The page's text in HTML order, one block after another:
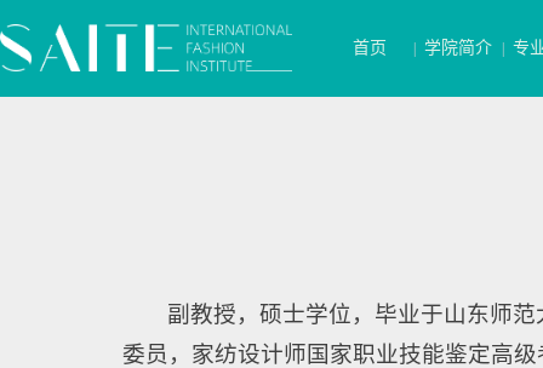
首页 学院简介 专
副教授，硕士学位，毕业于山东师
委员，家纺设计师国家职业技能鉴定高